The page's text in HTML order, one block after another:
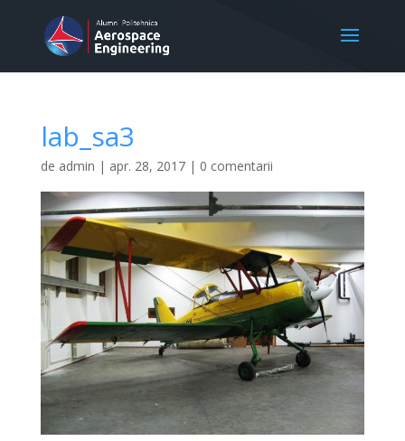
lab_sa3
de admin | apr. 28, 2017| 0 comentarii